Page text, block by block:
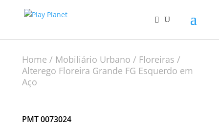
Home / Mobiliário Urbano / Floreiras /
Alterego Floreira Grande FG Esquerdo em
Aço
PMT 0073024